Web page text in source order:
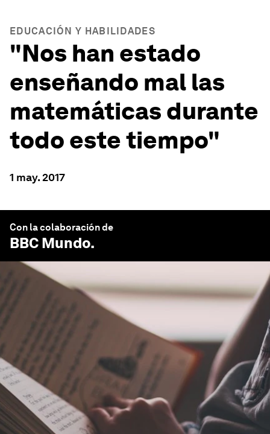
EDUCACIÓN Y HABILIDADES
"Nos han estado
enseñando mal las
matemáticas durante
todo este tiempo"
1 may. 2017
Con la colaboración de
BBC Mundo.